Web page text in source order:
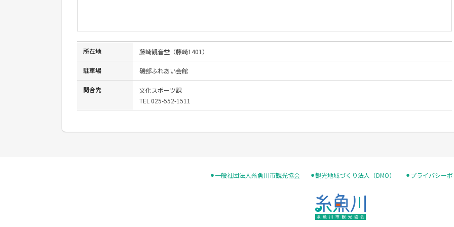
所在地 藤崎観音堂（藤崎1401）
駐車場 磯部ふれあい会館
問合先
文化スポーツ課
TEL 025-552-1511
⚫︎一般社団法人糸魚川市観光協会 ⚫︎観光地域づくり法人（DMO） ⚫︎プライバシー